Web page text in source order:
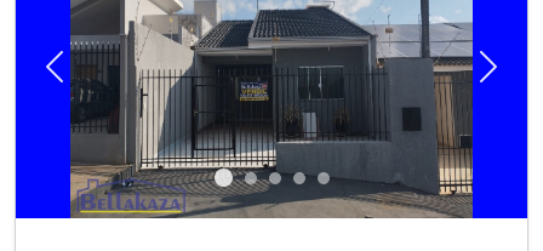
Previous Next